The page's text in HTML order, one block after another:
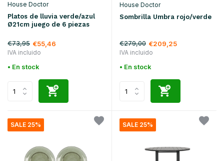
House Doctor
Platos de lluvia verde/azul
Ø21cm juego de 6 piezas
€73,95 €55,46
IVA incluido
• En stock
House Doctor
Sombrilla Umbra rojo/verde
€279,00 €209,25
IVA incluido
• En stock
SALE 25% SALE 25%